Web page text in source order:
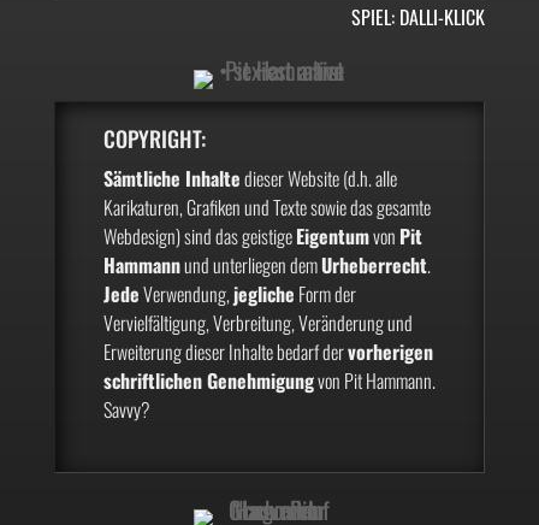
SPIEL: DALLI-KLICK
COPYRIGHT:
Sämtliche Inhaltedieser Website (d.h. alle
Karikaturen, Grafiken und Texte sowie das gesamte
Webdesign) sind das geistigeEigentumvon Pit
Hammannund unterliegen demUrheberrecht.
JedeVerwendung,jegliche Form der
Vervielfältigung, Verbreitung, Veränderung und
Erweiterung dieser Inhalte bedarf dervorherigen
schriftlichen Genehmigungvon Pit Hammann.
Savvy?